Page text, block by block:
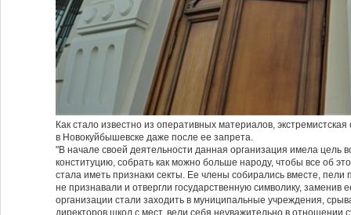
Как стало известно из оперативных материалов,
в Новокуйбышевске даже после ее запрета.
"В начале своей деятельности данная организация имела цель
конституцию, собрать как можно больше народу, чтобы все об
стала иметь признаки секты. Ее члены собирались вместе,
не признавали и отвергли государственную символику, заменив
организации стали заходить в муниципальные учреждения,